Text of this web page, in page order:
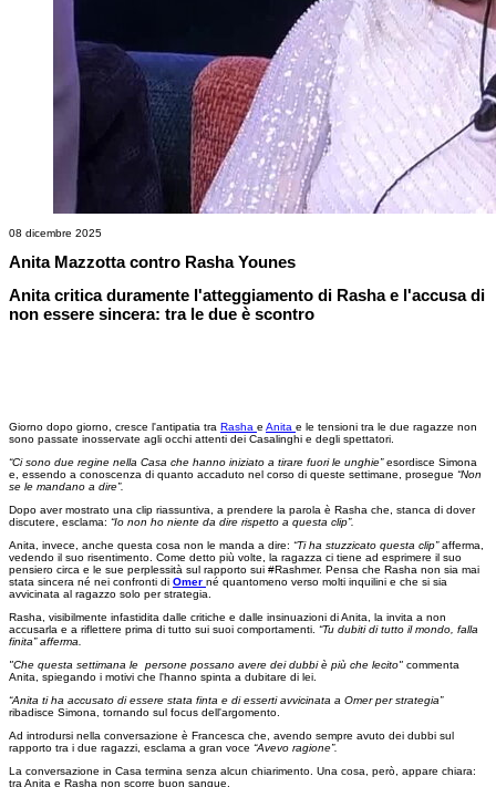
08 dicembre 2025
Anita Mazzotta contro Rasha Younes
Anita critica duramente l'atteggiamento di Rasha e l'accusa di
non essere sincera: tra le due è scontro
Giorno dopo giorno, cresce l'antipatia tra Rasha e Anita e le tensioni tra le due ragazze non
sono passate inosservate agli occhi attenti dei Casalinghi e degli spettatori.
“Ci sono due regine nella Casa che hanno iniziato a tirare fuori le unghie”esordisce Simona
e, essendo a conoscenza di quanto accaduto nel corso di queste settimane, prosegue “Non
se le mandano a dire”.
Dopo aver mostrato una clip riassuntiva, a prendere la parola è Rasha che, stanca di dover
discutere, esclama: “Io non ho niente da dire rispetto a questa clip”.
Anita, invece, anche questa cosa non le manda a dire: “Ti ha stuzzicato questa clip”afferma,
vedendo il suo risentimento. Come detto più volte, la ragazza ci tiene ad esprimere il suo
pensiero circa e le sue perplessità sul rapporto sui #Rashmer. Pensa che Rasha non sia mai
stata sincera né nei confronti di Omer né quantomeno verso molti inquilini e che si sia
avvicinata al ragazzo solo per strategia.
Rasha, visibilmente infastidita dalle critiche e dalle insinuazioni di Anita, la invita a non
accusarla e a riflettere prima di tutto sui suoi comportamenti. “Tu dubiti di tutto il mondo, falla
finita” afferma.
"Che questa settimana le persone possano avere dei dubbi è più che lecito" commenta
Anita, spiegando i motivi che l'hanno spinta a dubitare di lei.
“Anita ti ha accusato di essere stata finta e di esserti avvicinata a Omer per strategia”
ribadisce Simona, tornando sul focus dell'argomento.
Ad introdursi nella conversazione è Francesca che, avendo sempre avuto dei dubbi sul
rapporto tra i due ragazzi, esclama a gran voce “Avevo ragione”.
La conversazione in Casa termina senza alcun chiarimento. Una cosa, però, appare chiara:
tra Anita e Rasha non scorre buon sangue.